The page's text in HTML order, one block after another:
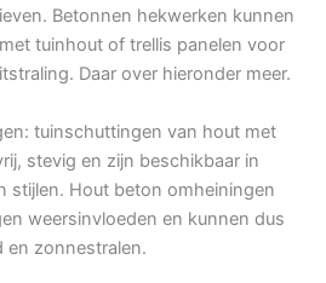
Betonnen hekwerken kunnen
tuinhout of trellis panelen voor
Daar over hieronder meer.
tuinschuttingen van hout met
stevig en zijn beschikbaar in
stijlen. Hout beton omheiningen
weersinvloeden en kunnen dus
en zonnestralen.